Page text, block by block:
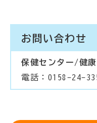
お問い合わせ
保健センター/健
電話：0158-24-